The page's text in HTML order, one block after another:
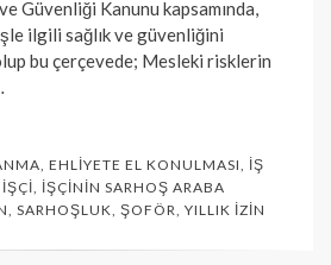
Güvenliği Kanunu kapsamında,
ilgili sağlık ve güvenliğini
bu çerçevede; Mesleki risklerin
, EHLIYETE EL KONULMASI, İŞ
İŞÇI, İŞÇININ SARHOŞ ARABA
, SARHOŞLUK, ŞOFÖR, YILLIK İZIN